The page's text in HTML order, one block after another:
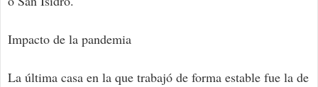
Impacto de la pandemia
La última casa en la que trabajó de forma estable fue la de